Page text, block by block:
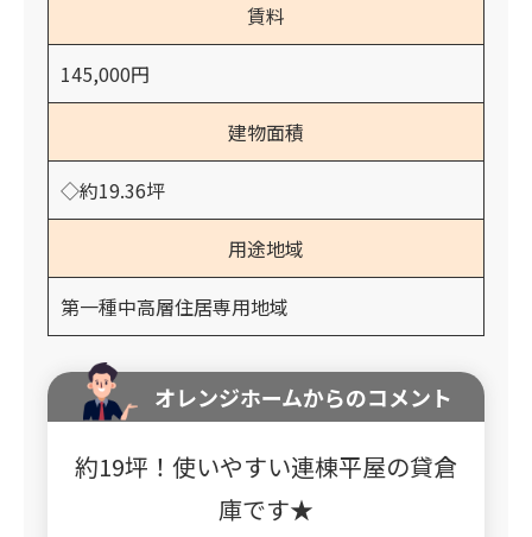
賃料
145,000円
建物面積
◇約19.36坪
用途地域
第一種中高層住居専用地域
オレンジホームからのコメント
約19坪！使いやすい連棟平屋の貸倉
庫です★